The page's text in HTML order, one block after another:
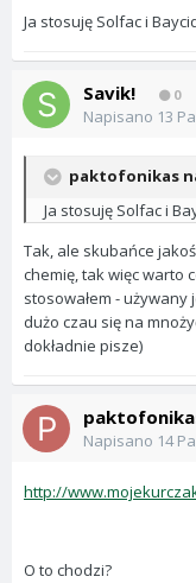
Ja stosuję Solfac i
Savik! 0
Napisano 13
paktofonikas
Ja stosuję Solfac i
Tak, ale skubańce
chemię, tak więc warto
stosowałem -
dużo czau się na
dokładnie pisze)
Napisano 14
http://
O to chodzi?